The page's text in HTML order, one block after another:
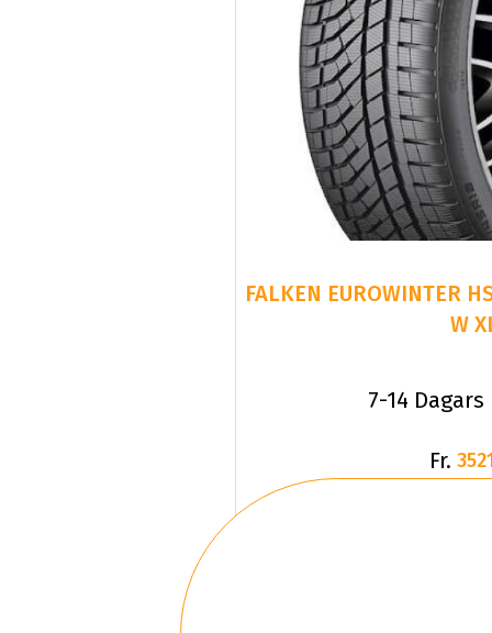
FALKEN EUROWINTER
W
7-14
Fr.